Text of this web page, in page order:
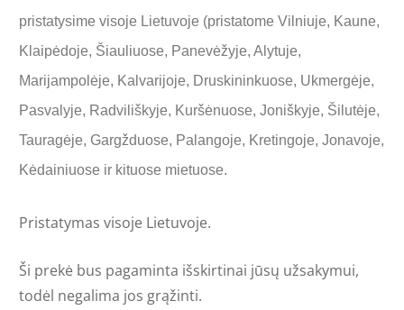
pristatysime visoje Lietuvoje (pristatome Vilniuje, Kaune,
Klaipėdoje, Šiauliuose, Panevėžyje, Alytuje,
Marijampolėje, Kalvarijoje, Druskininkuose, Ukmergėje,
Pasvalyje, Radviliškyje, Kuršėnuose, Joniškyje, Šilutėje,
Tauragėje, Gargžduose, Palangoje, Kretingoje, Jonavoje,
Kėdainiuose ir kituose mietuose.
Pristatymas visoje Lietuvoje.
Ši prekė bus pagaminta išskirtinai jūsų užsakymui,
todėl negalima jos grąžinti.